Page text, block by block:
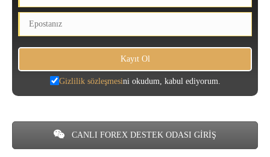
Gizlilik sözleşmesini okudum, kabul ediyorum.
CANLI FOREX DESTEK ODASI GİRİŞ